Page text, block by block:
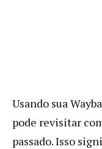
Usando sua
pode revisitar
passado. Isso